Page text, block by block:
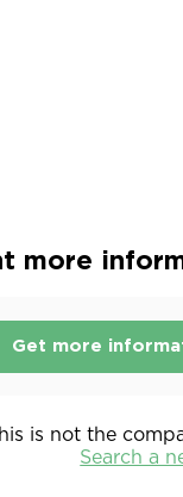
more
Get more
is not the
Search a